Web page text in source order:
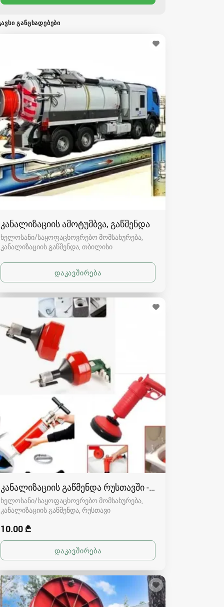
ᲒᲐᲜᲪᲮᲐᲓᲔᲑᲔᲑᲘ
კანალიზაციის ამოტუმბვა, გაწმენდა
ხელოსანი/საყოფაცხოვრებო მომსახურება,
კანალიზაციის გაწმენდა თბილისი
კანალიზაციის გაწმენდა რუსთავში - 591004680
ხელოსანი/საყოფაცხოვრებო მომსახურება,
კანალიზაციის გაწმენდა რუსთავი
10.00 ₾